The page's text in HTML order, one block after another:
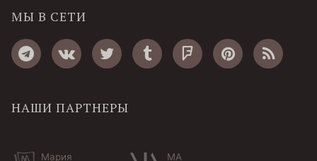
МЫ В СЕТИ
НАШИ ПАРТНЕРЫ
Мария
MA